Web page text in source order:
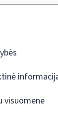
visuomene